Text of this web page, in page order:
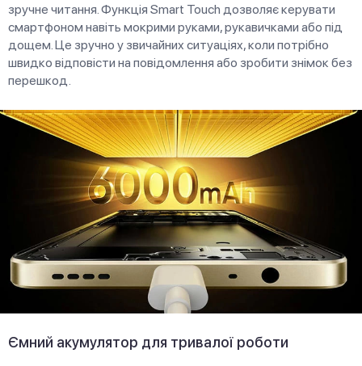
зручне читання. Функція Smart Touch дозволяє керувати
смартфоном навіть мокрими руками, рукавичками або під
дощем. Це зручно у звичайних ситуаціях, коли потрібно
швидко відповісти на повідомлення або зробити знімок без
перешкод.
Ємний акумулятор для тривалої роботи